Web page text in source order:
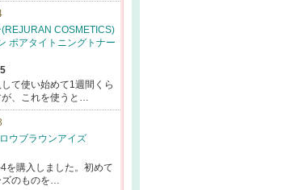
(REJURAN COSMETICS)
ポアタイトニングトナー
5
て使い始めて1週間くら
が、これを使うと…
ウブラウンアイズ
を購入しました。初めて
ズのものを…